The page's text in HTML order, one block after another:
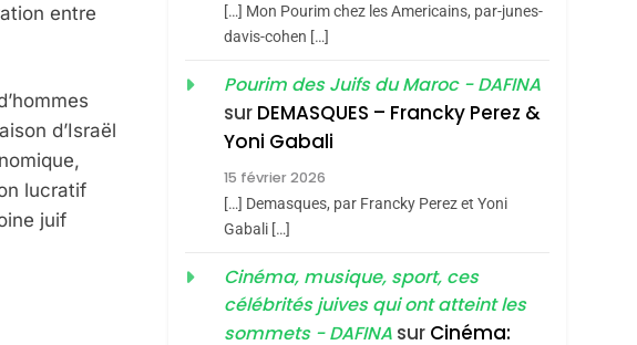
entre
d’Israël
lucratif
juif
Boy George
3
SOUVENIRS
4
Accords D’Isaac:
S’étendre À 13 Pays
2025, L’année La Plus
Meurtrière Selon Le
[…] Mon Pourim chez les Americains, par-junes-
davis-cohen […]
Pourim des Juifs du Maroc - DAFINA
sur DEMASQUES – Francky Perez &
Yoni Gabali
15 février 2026
[…] Demasques, par Francky Perez et Yoni
Gabali […]
Cinéma, musique, sport, ces
célébrités juives qui ont atteint les
sommets - DAFINA sur Cinéma:
L’antisémitisme